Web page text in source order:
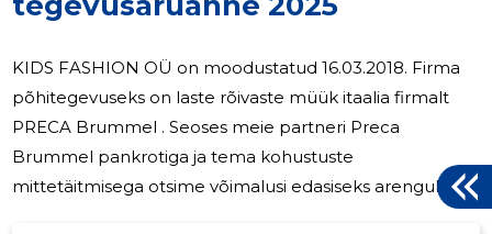
KIDS FASHION OÜ on moodustatud 16.03.2018. Firma
põhitegevuseks on laste rõivaste müük itaalia firmalt
PRECA Brummel . Seoses meie partneri Preca
Brummel pankrotiga ja tema kohustuste
mittetäitmisega otsime võimalusi edasiseks arenguks.